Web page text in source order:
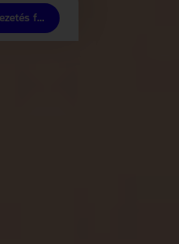
Tesztvezetés foglalása